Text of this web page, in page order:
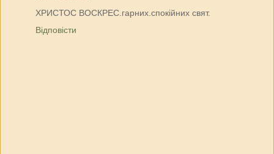
ХРИСТОС ВОСКРЕС.гарних.спокійних свят.
Відповісти